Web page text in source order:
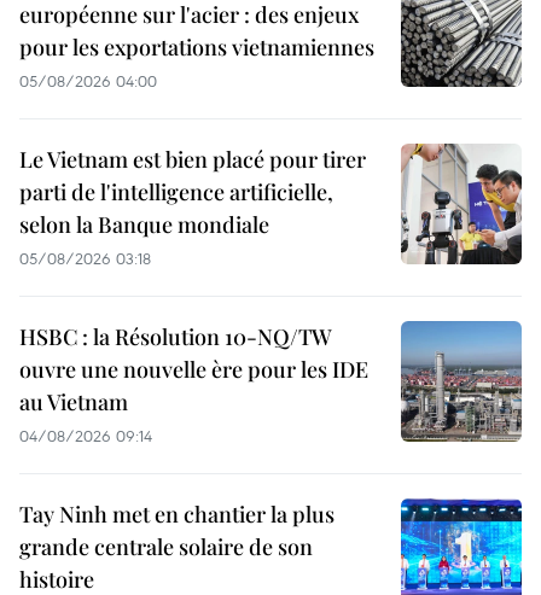
européenne sur l'acier : des enjeux
pour les exportations vietnamiennes
05/08/2026 04:00
Le Vietnam est bien placé pour tirer
parti de l'intelligence artificielle,
selon la Banque mondiale
05/08/2026 03:18
HSBC : la Résolution 10-NQ/TW
ouvre une nouvelle ère pour les IDE
au Vietnam
04/08/2026 09:14
Tay Ninh met en chantier la plus
grande centrale solaire de son
histoire